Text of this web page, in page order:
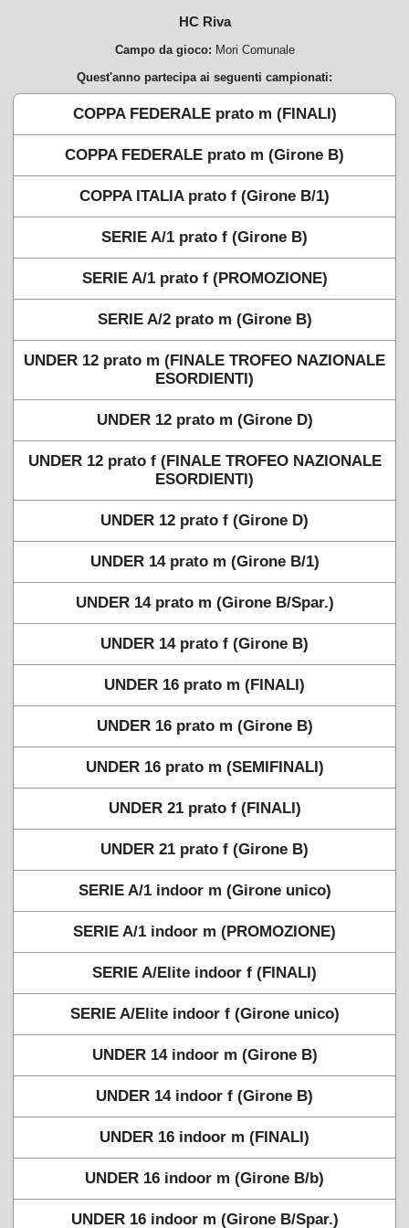
HC Riva
Campo da gioco: Mori Comunale
Quest'anno partecipa ai seguenti campionati:
COPPA FEDERALE prato m (FINALI)
COPPA FEDERALE prato m (Girone B)
COPPA ITALIA prato f (Girone B/1)
SERIE A/1 prato f (Girone B)
SERIE A/1 prato f (PROMOZIONE)
SERIE A/2 prato m (Girone B)
UNDER 12 prato m (FINALE TROFEO NAZIONALE
ESORDIENTI)
UNDER 12 prato m (Girone D)
UNDER 12 prato f (FINALE TROFEO NAZIONALE
ESORDIENTI)
UNDER 12 prato f (Girone D)
UNDER 14 prato m (Girone B/1)
UNDER 14 prato m (Girone B/Spar.)
UNDER 14 prato f (Girone B)
UNDER 16 prato m (FINALI)
UNDER 16 prato m (Girone B)
UNDER 16 prato m (SEMIFINALI)
UNDER 21 prato f (FINALI)
UNDER 21 prato f (Girone B)
SERIE A/1 indoor m (Girone unico)
SERIE A/1 indoor m (PROMOZIONE)
SERIE A/Elite indoor f (FINALI)
SERIE A/Elite indoor f (Girone unico)
UNDER 14 indoor m (Girone B)
UNDER 14 indoor f (Girone B)
UNDER 16 indoor m (FINALI)
UNDER 16 indoor m (Girone B/b)
UNDER 16 indoor m (Girone B/Spar.)